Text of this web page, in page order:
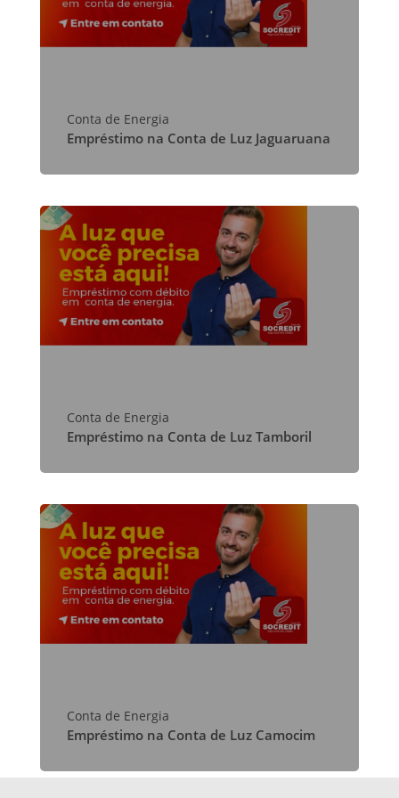
Conta de Energia
Empréstimo na Conta de Luz Jaguaruana
Conta de Energia
Empréstimo na Conta de Luz Tamboril
Conta de Energia
Empréstimo na Conta de Luz Camocim